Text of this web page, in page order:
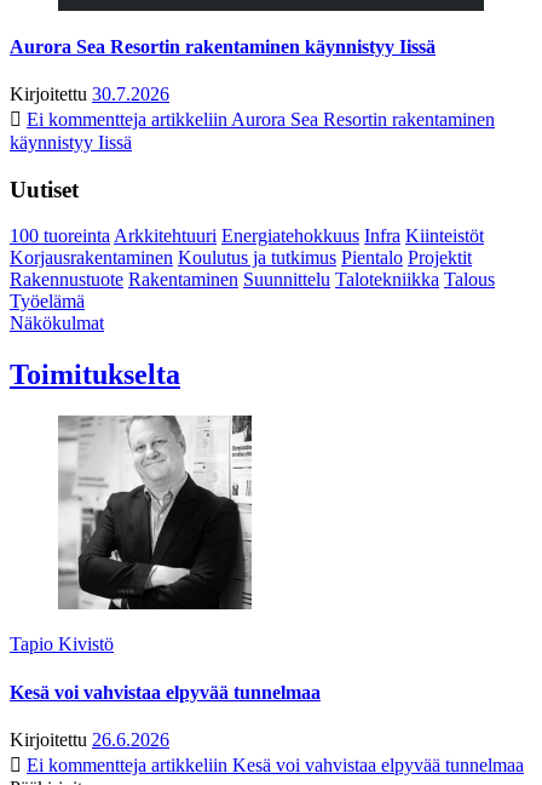
Aurora Sea Resortin rakentaminen käynnistyy Iissä
Kirjoitettu 30.7.2026
Ei kommentteja artikkeliin Aurora Sea Resortin rakentaminen
käynnistyy Iissä
Uutiset
100 tuoreintaArkkitehtuuri Energiatehokkuus Infra Kiinteistöt
Korjausrakentaminen Koulutus ja tutkimus Pientalo Projektit
Rakennustuote Rakentaminen Suunnittelu Talotekniikka Talous
Työelämä
Näkökulmat
Toimitukselta
Tapio Kivistö
Kesä voi vahvistaa elpyvää tunnelmaa
Kirjoitettu 26.6.2026
Ei kommentteja artikkeliin Kesä voi vahvistaa elpyvää tunnelmaa